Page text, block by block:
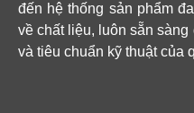
đến hệ thống sản phẩm
về chất liệu, luôn sẵn
và tiêu chuẩn kỹ thuật của